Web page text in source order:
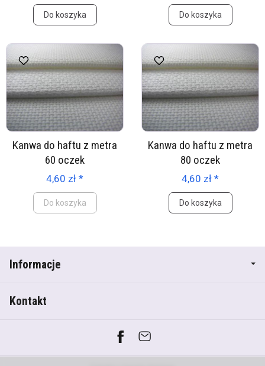
Do koszyka Do koszyka
Kanwa do haftu z metra
60 oczek
4,60 zł *
Do koszyka
Kanwa do haftu z metra
80 oczek
4,60 zł *
Do koszyka
Informacje
Kontakt